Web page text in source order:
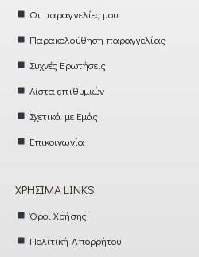
Οι παραγγελίες μου
Παρακολούθηση παραγγελίας
Συχνές Ερωτήσεις
Λίστα επιθυμιών
Σχετικά με Εμάς
Επικοινωνία
ΧΡΉΣΙΜΑ LINKS
Όροι Χρήσης
Πολιτική Απορρήτου